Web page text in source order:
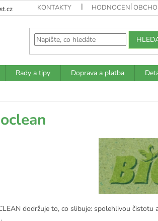
KONTAKTY HODNOCENÍ
Rady a tipy Doprava a platba
dodržuje to, co slibuje: spolehlivou